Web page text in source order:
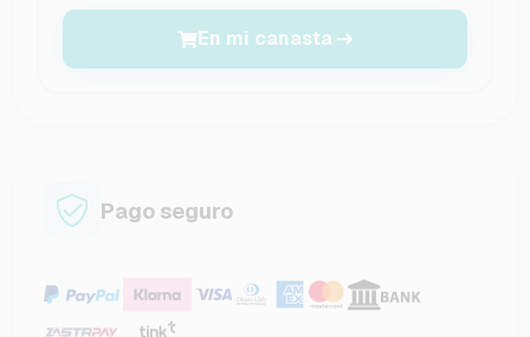
En mi canasta
Pago seguro